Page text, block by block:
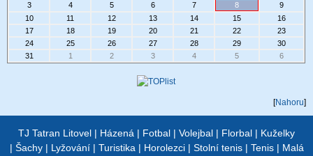
3
4 5 6 7 8
9
10
11 12 13 14 15
16
17
18 19 20 21 22
23
24
25 26 27 28 29
30
31
1 2 3 4 5 6
[Nahoru]
TJ Tatran Litovel | Házená | Fotbal | Volejbal | Florbal | Kuželky
| Šachy| Lyžování| Turistika | Horolezci| Stolní tenis| Tenis| Malá